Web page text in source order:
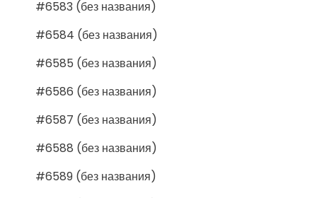
#6583 (без названия)
#6584 (без названия)
#6585 (без названия)
#6586 (без названия)
#6587 (без названия)
#6588 (без названия)
#6589 (без названия)